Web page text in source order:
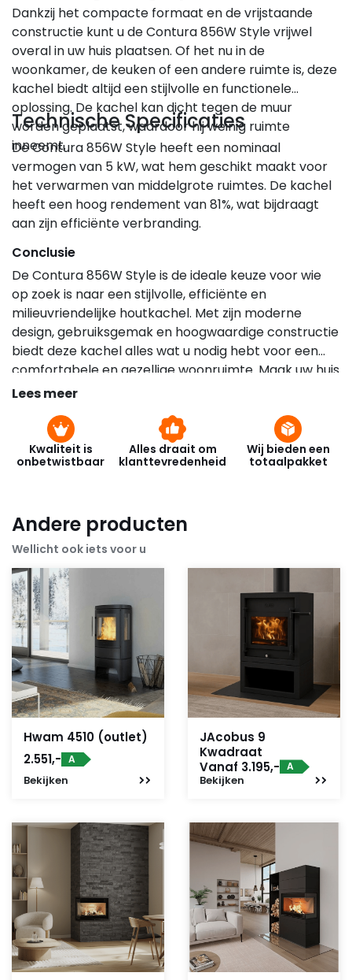
Dankzij het compacte formaat en de vrijstaande
constructie kunt u de Contura 856W Style vrijwel
overal in uw huis plaatsen. Of het nu in de
woonkamer, de keuken of een andere ruimte is, deze
kachel biedt altijd een stijlvolle en functionele
oplossing. De kachel kan dicht tegen de muur
worden geplaatst, waardoor hij weinig ruimte
inneemt.
Technische Specificaties
De Contura 856W Style heeft een nominaal
vermogen van 5 kW, wat hem geschikt maakt voor
het verwarmen van middelgrote ruimtes. De kachel
heeft een hoog rendement van 81%, wat bijdraagt
aan zijn efficiënte verbranding.
Conclusie
De Contura 856W Style is de ideale keuze voor wie
op zoek is naar een stijlvolle, efficiënte en
milieuvriendelijke houtkachel. Met zijn moderne
design, gebruiksgemak en hoogwaardige constructie
biedt deze kachel alles wat u nodig hebt voor een
comfortabele en gezellige woonruimte. Maak uw huis
compleet met de Contura 856W Style en geniet van
kan bieden.
Lees meer
Kwaliteit is
onbetwistbaar
Alles draait om
klanttevredenheid
Wij bieden een
totaalpakket
Andere producten
Wellicht ook iets voor u
Hwam 4510 (outlet)
2.551,- A
Bekijken
JAcobus 9
Kwadraat
Vanaf 3.195,- A
Bekijken